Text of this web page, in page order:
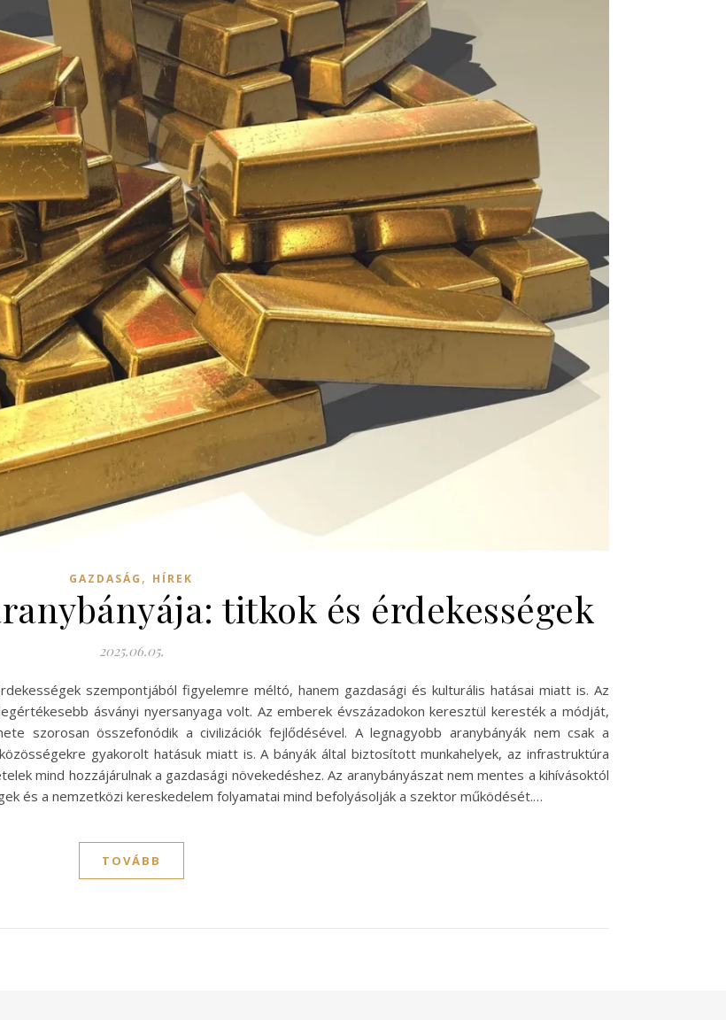
GAZDASÁG , HÍREK
titkok és érdekességek
2025.06.05.
szempontjából figyelemre méltó, hanem gazdasági és kulturális hatásai miatt is. Az
ásványi nyersanyaga volt. Az emberek évszázadokon keresztül keresték a módját,
szorosan összefonódik a civilizációk fejlődésével. A legnagyobb aranybányák nem csak a
gyakorolt hatásuk miatt is. A bányák által biztosított munkahelyek, az infrastruktúra
mind hozzájárulnak a gazdasági növekedéshez. Az aranybányászat nem mentes a kihívásoktól
és a nemzetközi kereskedelem folyamatai mind befolyásolják a szektor működését.…
TOVÁBB